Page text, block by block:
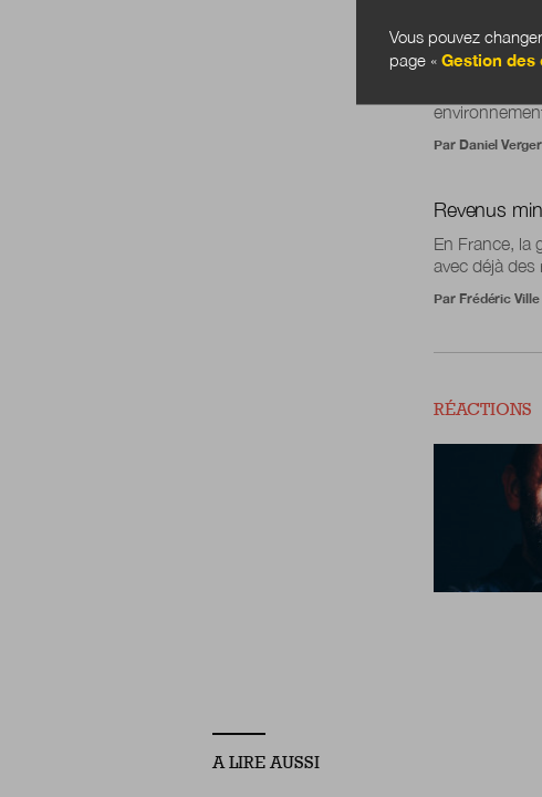
Solidarité à
Par Daniel Verger
Revenus
En France, la
avec déjà
Par Frédéric Ville
RÉACTIONS
A LIRE AUSSI
Vous pouvez
page « Gestion des